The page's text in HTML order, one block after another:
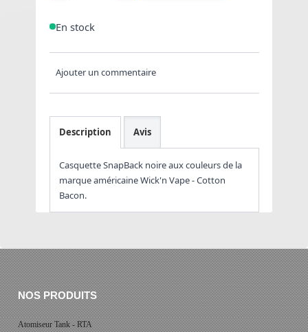
En stock
Ajouter un commentaire
Description Avis
Casquette SnapBack noire aux couleurs de la
marque américaine Wick'n Vape - Cotton
Bacon.
NOS PRODUITS
Atomiseur Tank - RTA